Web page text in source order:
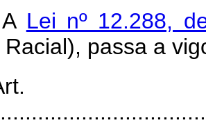
Lei nº 12.288,
Racial), passa a